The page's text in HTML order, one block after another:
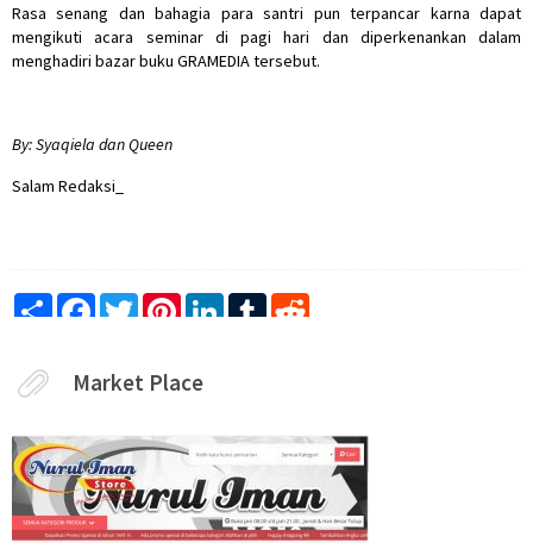
Rasa senang dan bahagia para santri pun terpancar karna dapat
mengikuti acara seminar di pagi hari dan diperkenankan dalam
menghadiri bazar buku GRAMEDIA tersebut.
By: Syaqiela dan Queen
Salam Redaksi_
Share FacebookTwitterPinterestLinkedInTumblr
Market Place